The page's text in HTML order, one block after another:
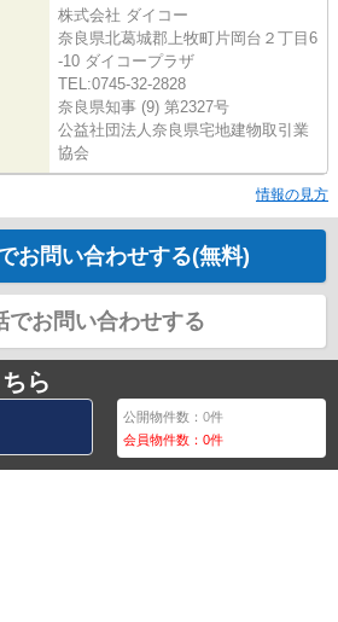
株式会社 ダイコー
奈良県北葛城郡上牧町片岡台２丁目6
-10 ダイコープラザ
TEL:0745-32-2828
奈良県知事 (9) 第2327号
公益社団法人奈良県宅地建物取引業
協会
情報の見方
お問い合わせする(無料)
でお問い合わせする
ら
公開物件数：0件
会員物件数：0件